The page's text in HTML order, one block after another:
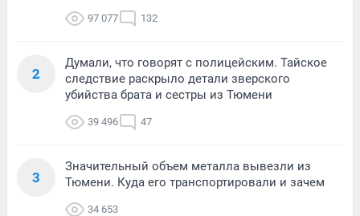
97 077 132
2
Думали, что говорят с полицейским. Тайское
следствие раскрыло детали зверского
убийства брата и сестры из Тюмени
39 496 47
3
Значительный объем металла вывезли из
Тюмени. Куда его транспортировали и зачем
34 653